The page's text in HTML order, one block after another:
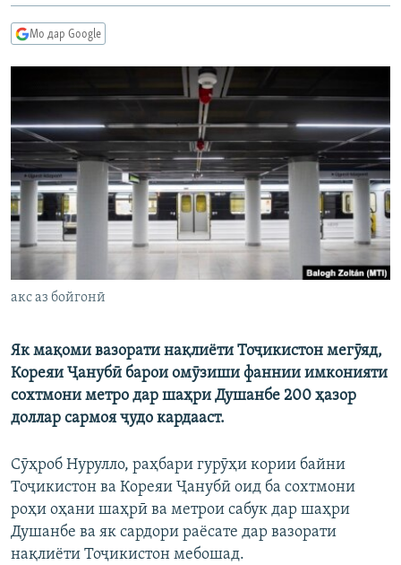
ВАРЗИШ
ОЗОДӢ ОНЛАЙН
ВИДЕО
РӮЙХАТҲО
Русский
ПАЙГИРӢ КУНЕД
Ҳамаи сомонаҳои RFE/RL
Мо дар Google
акс аз бойгонӣ
Як мақоми вазорати нақлиёти Тоҷикистон мегӯяд,
Кореяи Ҷанубӣ барои омӯзиши фаннии имконияти
сохтмони метро дар шаҳри Душанбе 200 ҳазор
доллар сармоя ҷудо кардааст.
Сӯҳроб Нурулло, раҳбари гурӯҳи кории байни
Тоҷикистон ва Кореяи Ҷанубӣ оид ба сохтмони
роҳи оҳани шаҳрӣ ва метрои сабук дар шаҳри
Душанбе ва як сардори раёсате дар вазорати
нақлиёти Тоҷикистон мебошад.